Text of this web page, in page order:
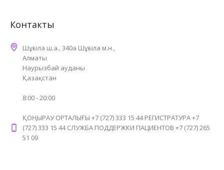
Контакты
Шұғыла ш.а., 340а Шұғыла м.н.,
Алматы
Наурызбай ауданы
Қазақстан
8:00 - 20:00
ҚОҢЫРАУ ОРТАЛЫҒЫ +7 (727) 333 15 44 РЕГИСТРАТУРА +7
(727) 333 15 44 СЛУЖБА ПОДДЕРЖКИ ПАЦИЕНТОВ +7 (727) 265
51 09